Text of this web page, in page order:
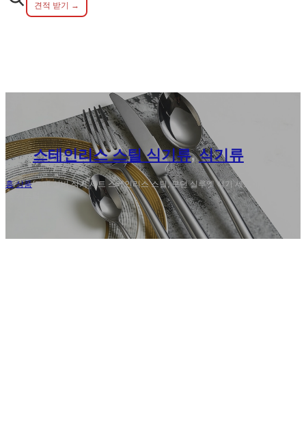
견적 받기 →
스테인리스 스틸 식기류,식기류
홈/상품/도매 실버 식기 세트 스테인리스 스틸, 모던 실루엣 식기 세트 4 피
스 커스텀